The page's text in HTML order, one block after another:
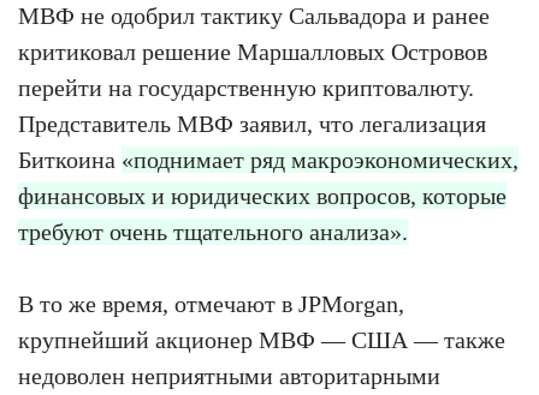
МВФ не одобрил тактику Сальвадора и ранее
критиковал решение Маршалловых Островов
перейти на государственную криптовалюту.
Представитель МВФ заявил, что легализация
Биткоина «поднимает ряд макроэкономических,
финансовых и юридических вопросов, которые
требуют очень тщательного анализа».
В то же время, отмечают в JPMorgan,
крупнейший акционер МВФ — США — также
недоволен неприятными авторитарными